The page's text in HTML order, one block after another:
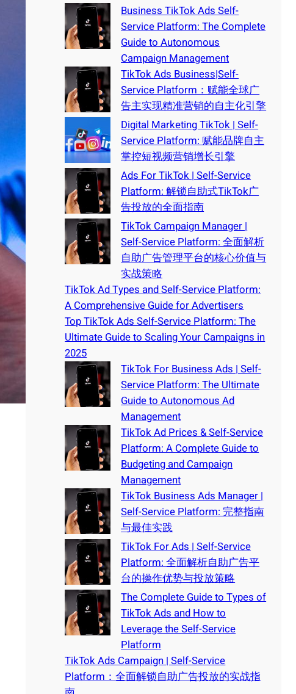
Business TikTok Ads Self-
Service Platform: The Complete
Guide to Autonomous
Campaign Management
TikTok Ads Business|Self-
Service Platform：赋能全球广
告主实现精准营销的自主化引擎
Digital Marketing TikTok | Self-
Service Platform: 赋能品牌自主
掌控短视频营销增长引擎
Ads For TikTok | Self-Service
Platform: 解锁自助式TikTok广
告投放的全面指南
TikTok Campaign Manager |
Self-Service Platform: 全面解析
自助广告管理平台的核心价值与
实战策略
TikTok Ad Types and Self-Service Platform:
A Comprehensive Guide for Advertisers
Top TikTok Ads Self-Service Platform: The
Ultimate Guide to Scaling Your Campaigns in
2025
TikTok For Business Ads | Self-
Service Platform: The Ultimate
Guide to Autonomous Ad
Management
TikTok Ad Prices & Self-Service
Platform: A Complete Guide to
Budgeting and Campaign
Management
TikTok Business Ads Manager |
Self-Service Platform: 完整指南
与最佳实践
TikTok For Ads | Self-Service
Platform: 全面解析自助广告平
台的操作优势与投放策略
The Complete Guide to Types of
TikTok Ads and How to
Leverage the Self-Service
Platform
TikTok Ads Campaign | Self-Service
Platform：全面解锁自助广告投放的实战指